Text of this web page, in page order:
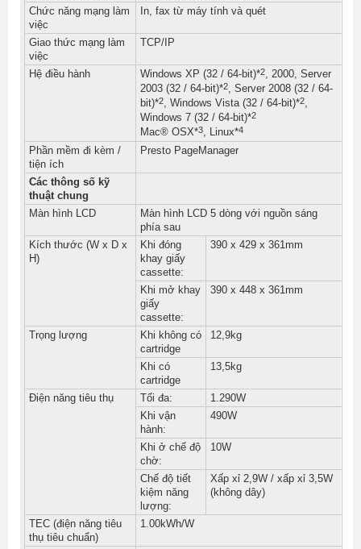
Chức năng mạng làm
việc
In, fax từ máy tính và quét
Giao thức mạng làm
việc
TCP/IP
Hệ điều hành Windows XP (32 / 64-bit)*2, 2000, Server
2003 (32 / 64-bit)*2, Server 2008 (32 / 64-
bit)*2, Windows Vista (32 / 64-bit)*2,
Windows 7 (32 / 64-bit)*2
Mac® OSX*3, Linux*4
Phần mềm đi kèm /
tiện ích
Presto PageManager
Các thông số kỹ
thuật chung
Màn hình LCD
Màn hình LCD 5 dòng với nguồn sáng
phía sau
Kích thước (W x D x
H)
Khi đóng
khay giấy
cassette:
390 x 429 x 361mm
Khi mở khay
giấy
cassette:
390 x 448 x 361mm
Trọng lượng
Khi không có
cartridge
12,9kg
Khi có
cartridge
13,5kg
Điện năng tiêu thụ Tối đa:
1.290W
Khi vận
hành:
490W
Khi ở chế độ
chờ:
10W
Chế độ tiết
kiệm năng
lượng:
Xấp xỉ 2,9W / xấp xỉ 3,5W
(không dây)
TEC (điện năng tiêu
thụ tiêu chuẩn)
1.00kWh/W